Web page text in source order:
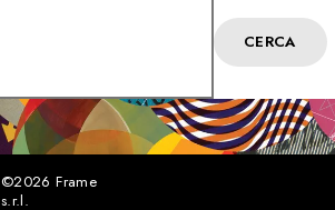
CERCA
©2026Frame
s.r.l.